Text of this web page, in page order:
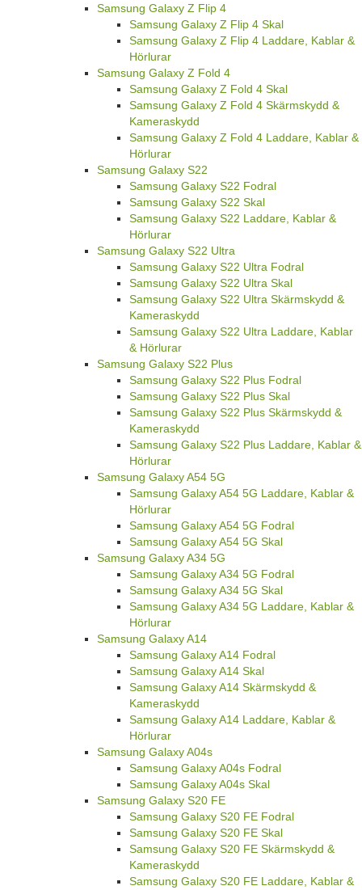
Samsung Galaxy Z Flip 4
Samsung Galaxy Z Flip 4 Skal
Samsung Galaxy Z Flip 4 Laddare, Kablar &
Hörlurar
Samsung Galaxy Z Fold 4
Samsung Galaxy Z Fold 4 Skal
Samsung Galaxy Z Fold 4 Skärmskydd &
Kameraskydd
Samsung Galaxy Z Fold 4 Laddare, Kablar &
Hörlurar
Samsung Galaxy S22
Samsung Galaxy S22 Fodral
Samsung Galaxy S22 Skal
Samsung Galaxy S22 Laddare, Kablar &
Hörlurar
Samsung Galaxy S22 Ultra
Samsung Galaxy S22 Ultra Fodral
Samsung Galaxy S22 Ultra Skal
Samsung Galaxy S22 Ultra Skärmskydd &
Kameraskydd
Samsung Galaxy S22 Ultra Laddare, Kablar
& Hörlurar
Samsung Galaxy S22 Plus
Samsung Galaxy S22 Plus Fodral
Samsung Galaxy S22 Plus Skal
Samsung Galaxy S22 Plus Skärmskydd &
Kameraskydd
Samsung Galaxy S22 Plus Laddare, Kablar &
Hörlurar
Samsung Galaxy A54 5G
Samsung Galaxy A54 5G Laddare, Kablar &
Hörlurar
Samsung Galaxy A54 5G Fodral
Samsung Galaxy A54 5G Skal
Samsung Galaxy A34 5G
Samsung Galaxy A34 5G Fodral
Samsung Galaxy A34 5G Skal
Samsung Galaxy A34 5G Laddare, Kablar &
Hörlurar
Samsung Galaxy A14
Samsung Galaxy A14 Fodral
Samsung Galaxy A14 Skal
Samsung Galaxy A14 Skärmskydd &
Kameraskydd
Samsung Galaxy A14 Laddare, Kablar &
Hörlurar
Samsung Galaxy A04s
Samsung Galaxy A04s Fodral
Samsung Galaxy A04s Skal
Samsung Galaxy S20 FE
Samsung Galaxy S20 FE Fodral
Samsung Galaxy S20 FE Skal
Samsung Galaxy S20 FE Skärmskydd &
Kameraskydd
Samsung Galaxy S20 FE Laddare, Kablar &